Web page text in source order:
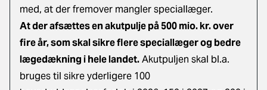
med, at der fremover mangler speciallæger.
At der afsættes en akutpulje på 500 mio. kr. over
fire år, som skal sikre flere speciallæger og bedre
lægedækning i hele landet.Akutpuljen skal bl.a.
bruges til sikre yderligere 100